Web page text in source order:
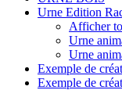
Urne Edition
Afficher
Urne
Urne
Exemple de
Exemple de